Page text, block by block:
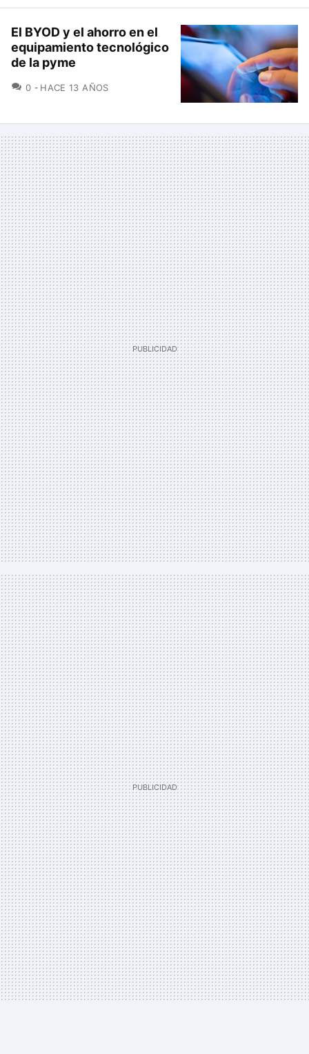
El BYOD y el ahorro en el
equipamiento tecnológico
de la pyme
0 COMENTARIOS
HACE 13 AÑOS